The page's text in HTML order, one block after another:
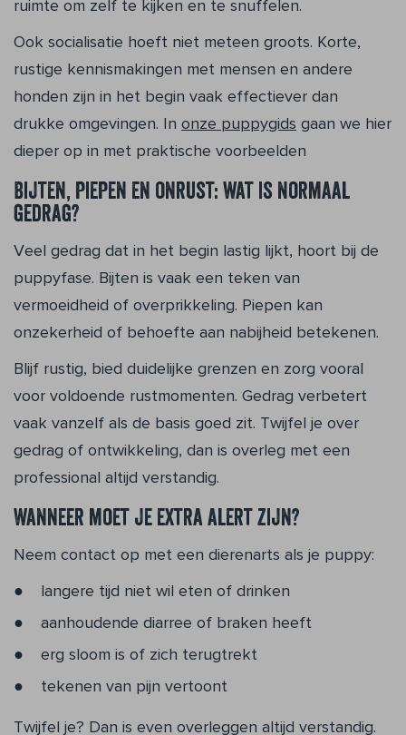
ruimte om zelf te kijken en te snuffelen.
Ook socialisatie hoeft niet meteen groots. Korte,
rustige kennismakingen met mensen en andere
honden zijn in het begin vaak effectiever dan
drukke omgevingen. In onze puppygids gaan we hier
dieper op in met praktische voorbeelden
Bijten, piepen en onrust: wat is normaal
gedrag?
Veel gedrag dat in het begin lastig lijkt, hoort bij de
puppyfase. Bijten is vaak een teken van
vermoeidheid of overprikkeling. Piepen kan
onzekerheid of behoefte aan nabijheid betekenen.
Blijf rustig, bied duidelijke grenzen en zorg vooral
voor voldoende rustmomenten. Gedrag verbetert
vaak vanzelf als de basis goed zit. Twijfel je over
gedrag of ontwikkeling, dan is overleg met een
professional altijd verstandig.
Wanneer moet je extra alert zijn?
Neem contact op met een dierenarts als je puppy:
langere tijd niet wil eten of drinken
aanhoudende diarree of braken heeft
erg sloom is of zich terugtrekt
tekenen van pijn vertoont
Twijfel je? Dan is even overleggen altijd verstandig.